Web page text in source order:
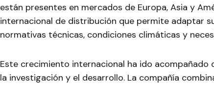
están presentes en mercados de Europa, Asia y
internacional de distribución que permite adaptar
normativas técnicas, condiciones climáticas y
Este crecimiento internacional ha ido
la investigación y el desarrollo. La compañía